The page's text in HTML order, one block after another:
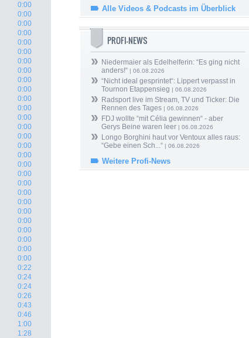
0:00
0:00
0:00
0:00
0:00
0:00
0:00
0:00
0:00
0:00
0:00
0:00
0:00
0:00
0:00
0:00
0:00
0:00
0:00
0:00
0:00
0:00
0:00
0:00
0:00
0:00
0:00
0:00
0:22
0:24
0:24
0:26
0:43
0:46
1:00
1:28
Alle Videos & Podcasts im Überblick
PROFI-NEWS
Niedermaier als Edelhelferin: “Es ging nicht
anders!“ | 06.08.2026
“Nicht ideal gesprintet“: Lippert verpasst in
Tournon Etappensieg | 06.08.2026
Radsport live im Stream, TV und Ticker: Die
Rennen des Tages | 06.08.2026
FDJ wollte “mit Célia gewinnen“ - aber
Gerys Beine waren leer | 06.08.2026
Longo Borghini haut vor Ventoux alles raus:
“Gebe einen Sch...“ | 06.08.2026
Weitere Profi-News